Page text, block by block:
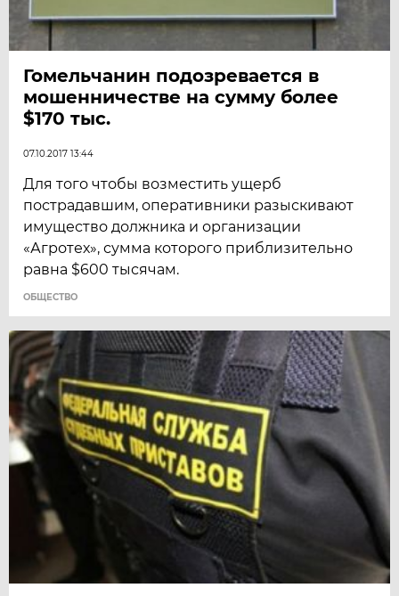
Гомельчанин подозревается в
мошенничестве на сумму более
$170 тыс.
07.10.2017 13:44
Для того чтобы возместить ущерб
пострадавшим, оперативники разыскивают
имущество должника и организации
«Агротех», сумма которого приблизительно
равна $600 тысячам.
ОБЩЕСТВО